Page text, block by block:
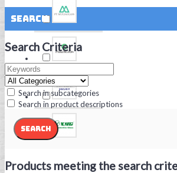
Search
Search Criteria
Search in subcategories
Search in product descriptions
Products meeting the search